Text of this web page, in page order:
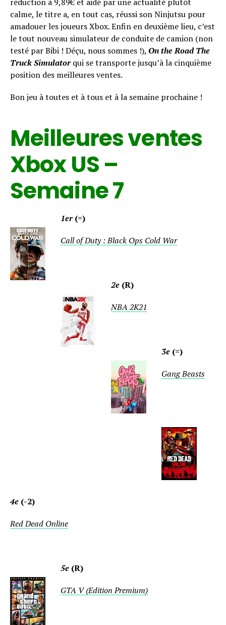
calme, le titre a, en tout cas, réussi son Ninjutsu pour
amadouer les joueurs Xbox. Enfin en deuxième lieu, c’est
le tout nouveau simulateur de conduite de camion (non
testé par Bibi ! Déçu, nous sommes !), On the Road The
Truck Simulator qui se transporte jusqu’à la cinquième
position des meilleures ventes.
Bon jeu à toutes et à tous et à la semaine prochaine !
Meilleures ventes
Xbox US –
Semaine 7
1er(=)
Call of Duty : Black Ops Cold War
2e (R)
NBA 2K21
3e (=)
Gang Beasts
4e (-2)
Red Dead Online
5e (R)
GTA V (Edition Premium)